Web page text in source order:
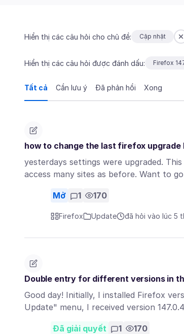
Hiển thị các câu hỏi cho chủ đề: Cập nhật
Hiển thị các câu hỏi được đánh dấu: Firefox
Tất cả Cần lưu ý Đã phản hồi Xong
how to change the last firefox upgrade
yesterdays settings were upgraded.
access many sites as before. Want to
Mở 1 170
Firefox Update đã hỏi vào lúc 5
Double entry for different versions in
Good day! Initially, I installed Firefox
Update" menu, I received version
Đã giải quyết 1 170